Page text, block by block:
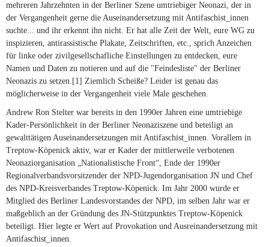
mehreren Jahrzehnten in der Berliner Szene umtriebiger Neonazi, der in
der Vergangenheit gerne die Auseinandersetzung mit Antifaschist_innen
suchte... und ihr erkennt ihn nicht. Er hat alle Zeit der Welt, eure WG zu
inspizieren, antirassistische Plakate, Zeitschriften, etc., sprich Anzeichen
für linke oder zivilgesellschafliche Einstellungen zu entdecken, eure
Namen und Daten zu notieren und auf die "Feindesliste" der Berliner
Neonazis zu setzen.[1] Ziemlich Scheiße? Leider ist genau das
möglicherweise in der Vergangenheit viele Male geschehen.
Andrew Ron Stelter war bereits in den 1990er Jahren eine umtriebige
Kader-Persönlichkeit in der Berliner Neonaziszene und beteiligt an
gewalttätigen Auseinandersetzungen mit Antifaschist_innen. Vorallem in
Treptow-Köpenick aktiv, war er Kader der mittlerweile verbotenen
Neonaziorganisation „Nationalistische Front“, Ende der 1990er
Regionalverbandsvorsitzender der NPD-Jugendorganisation JN und Chef
des NPD-Kreisverbandes Treptow-Köpenick. Im Jahr 2000 wurde er
Mitglied des Berliner Landesvorstandes der NPD, im selben Jahr war er
maßgeblich an der Gründung des JN-Stützpunktes Treptow-Köpenick
beteiligt. Hier legte er Wert auf Provokation und Ausreinandersetzung mit
Antifaschist_innen.